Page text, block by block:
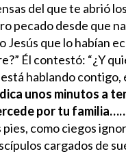
del que te abrió
pecado desde que
Jesús que lo habían
Él contestó: “¿Y
hablando contigo,
unos minutos a
por tu
como ciegos
cargados de